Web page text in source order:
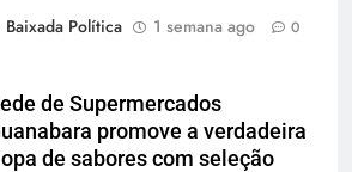
Baixada Política
1 semana ago 0
de Supermercados
promove a verdadeira
de sabores com seleção